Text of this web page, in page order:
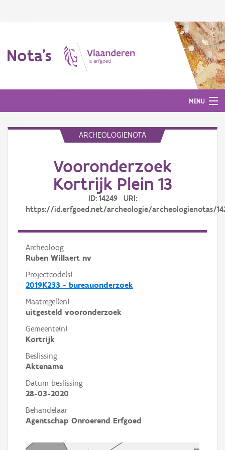
Nota's
MENU
ARCHEOLOGIENOTA
Vooronderzoek
Kortrijk Plein 13
ID: 14249 URI:
https://id.erfgoed.net/archeologie/archeologienotas/
Archeoloog
Ruben Willaert nv
Projectcode(s)
2019K233 - bureauonderzoek
Maatregel(en)
uitgesteld vooronderzoek
Gemeente(n)
Kortrijk
Beslissing
Aktename
Datum beslissing
28-03-2020
Behandelaar
Agentschap Onroerend Erfgoed